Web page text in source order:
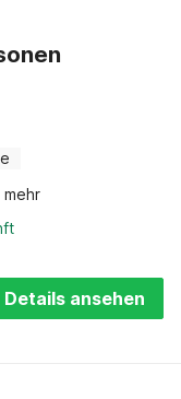
mehr
Details ansehen